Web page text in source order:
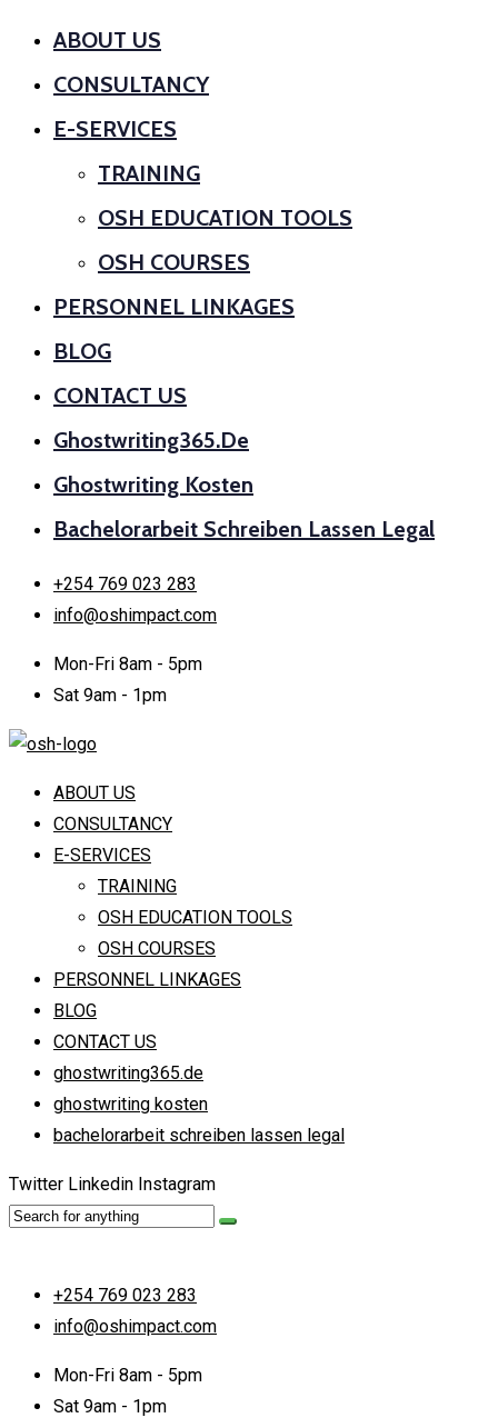
ABOUT US
CONSULTANCY
E-SERVICES
TRAINING
OSH EDUCATION TOOLS
OSH COURSES
PERSONNEL LINKAGES
BLOG
CONTACT US
Ghostwriting365.de
Ghostwriting Kosten
Bachelorarbeit Schreiben Lassen Legal
+254 769 023 283
info@oshimpact.com
Mon-Fri 8am - 5pm
Sat 9am - 1pm
ABOUT US
CONSULTANCY
E-SERVICES
TRAINING
OSH EDUCATION TOOLS
OSH COURSES
PERSONNEL LINKAGES
BLOG
CONTACT US
ghostwriting365.de
ghostwriting kosten
bachelorarbeit schreiben lassen legal
Twitter Linkedin Instagram
+254 769 023 283
info@oshimpact.com
Mon-Fri 8am - 5pm
Sat 9am - 1pm